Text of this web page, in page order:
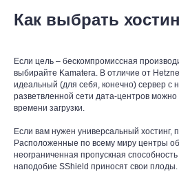
Как выбрать
Если цель – бескомпромиссная
выбирайте Kamatera. В отличие от
идеальный (для себя, конечно) сервер с
разветвленной сети дата-центров
времени загрузки.
Если вам нужен универсальный хостинг,
Расположенные по всему миру центры
неограниченная пропускная
наподобие SShield приносят свои плоды.